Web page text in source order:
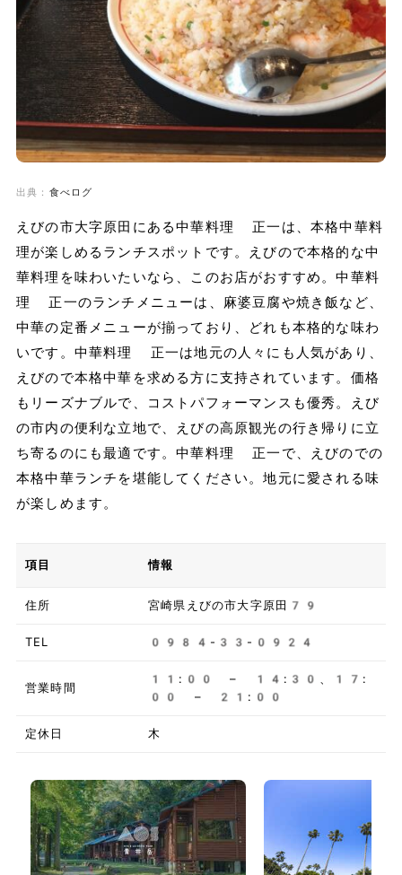
出典： 食べログ
えびの市大字原田にある中華料理 正一は、本格中華料
理が楽しめるランチスポットです。えびので本格的な中
華料理を味わいたいなら、このお店がおすすめ。中華料
理 正一のランチメニューは、麻婆豆腐や焼き飯など、
中華の定番メニューが揃っており、どれも本格的な味わ
いです。中華料理 正一は地元の人々にも人気があり、
えびので本格中華を求める方に支持されています。価格
もリーズナブルで、コストパフォーマンスも優秀。えび
の市内の便利な立地で、えびの高原観光の行き帰りに立
ち寄るのにも最適です。中華料理 正一で、えびのでの
本格中華ランチを堪能してください。地元に愛される味
が楽しめます。
項目 情報
住所 宮崎県えびの市大字原田79
TEL 0984-33-0924
営業時間
11:00 – 14:30、17:
00 – 21:00
定休日 木